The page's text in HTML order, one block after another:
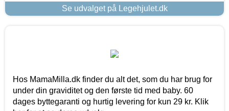
Se udvalget på Legehjulet.dk
Hos MamaMilla.dk finder du alt det, som du har brug for
under din graviditet og den første tid med baby. 60
dages byttegaranti og hurtig levering for kun 29 kr. Klik